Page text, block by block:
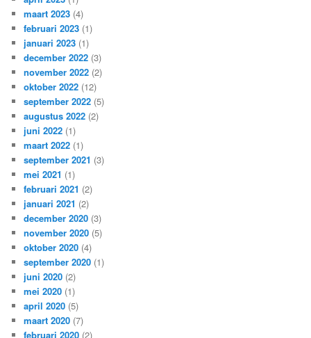
maart 2023 (4)
februari 2023 (1)
januari 2023 (1)
december 2022 (3)
november 2022 (2)
oktober 2022 (12)
september 2022 (5)
augustus 2022 (2)
juni 2022 (1)
maart 2022 (1)
september 2021 (3)
mei 2021 (1)
februari 2021 (2)
januari 2021 (2)
december 2020 (3)
november 2020 (5)
oktober 2020 (4)
september 2020 (1)
juni 2020 (2)
mei 2020 (1)
april 2020 (5)
maart 2020 (7)
februari 2020 (2)